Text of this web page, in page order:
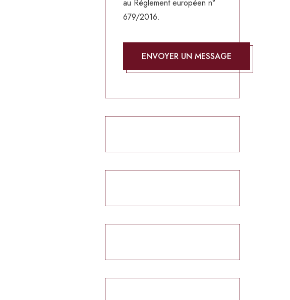
au Règlement européen n°
679/2016.